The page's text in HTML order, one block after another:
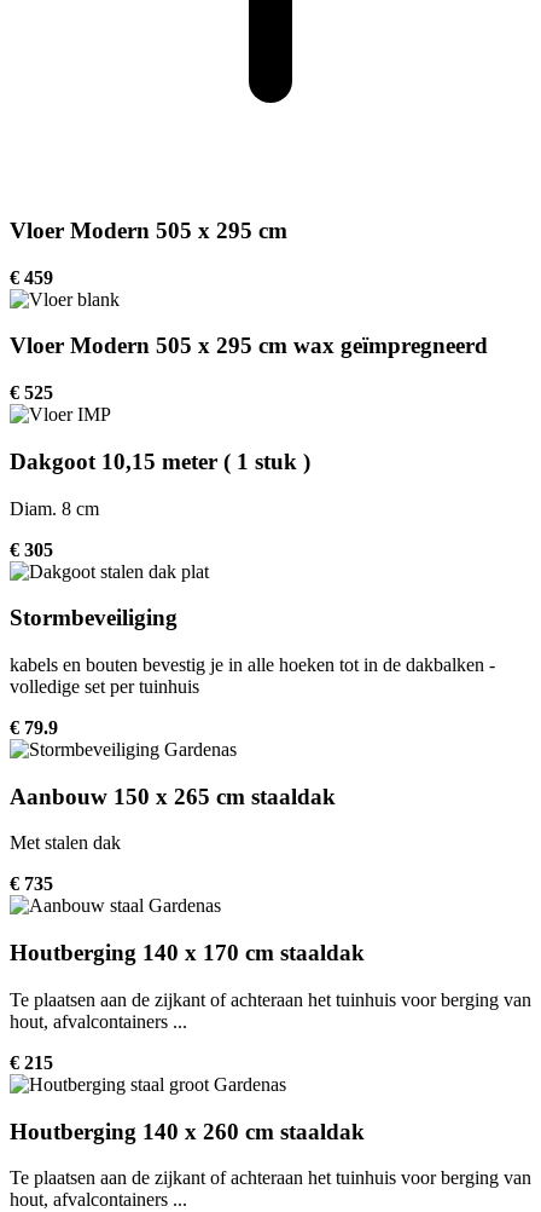
Vloer Modern 505 x 295 cm
€ 459
Vloer Modern 505 x 295 cm wax geïmpregneerd
€ 525
Dakgoot 10,15 meter ( 1 stuk )
Diam. 8 cm
€ 305
Stormbeveiliging
kabels en bouten bevestig je in alle hoeken tot in de dakbalken -
volledige set per tuinhuis
€ 79.9
Aanbouw 150 x 265 cm staaldak
Met stalen dak
€ 735
Houtberging 140 x 170 cm staaldak
Te plaatsen aan de zijkant of achteraan het tuinhuis voor berging van
hout, afvalcontainers ...
€ 215
Houtberging 140 x 260 cm staaldak
Te plaatsen aan de zijkant of achteraan het tuinhuis voor berging van
hout, afvalcontainers ...